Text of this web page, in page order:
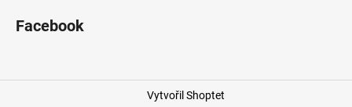
Facebook
Vytvořil Shoptet